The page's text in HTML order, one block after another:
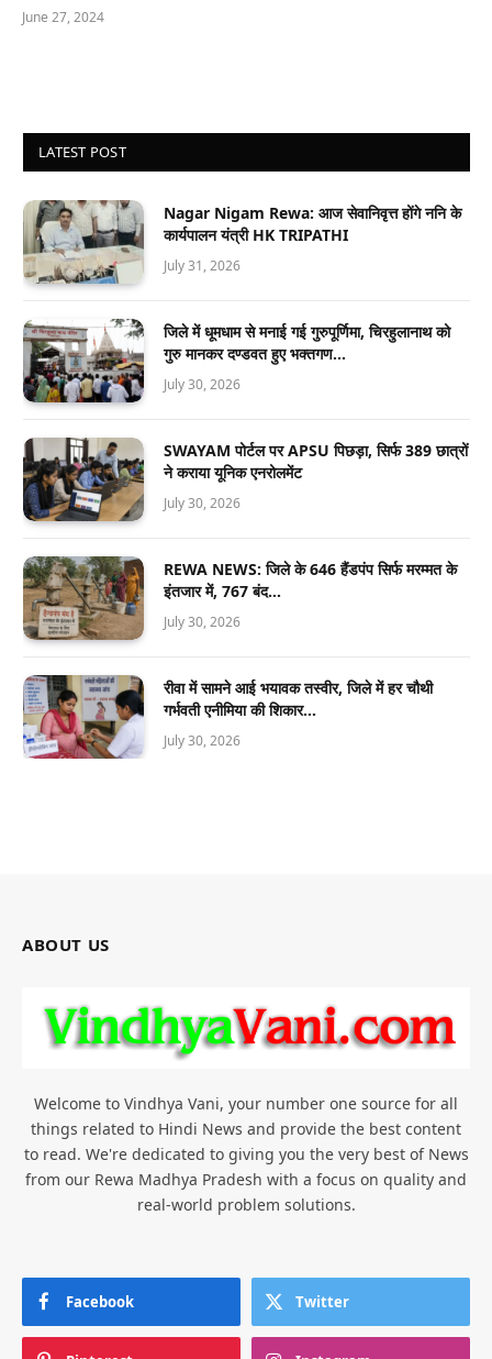
June 27, 2024
LATEST POST
Nagar Nigam Rewa: आज सेवानिवृत्त होंगे ननि के
कार्यपालन यंत्री HK TRIPATHI
July 31, 2026
जिले में धूमधाम से मनाई गई गुरुपूर्णिमा, चिरहुलानाथ को
गुरु मानकर दण्डवत हुए भक्तगण…
July 30, 2026
SWAYAM पोर्टल पर APSU पिछड़ा, सिर्फ 389 छात्रों
ने कराया यूनिक एनरोलमेंट
July 30, 2026
REWA NEWS: जिले के 646 हैंडपंप सिर्फ मरम्मत के
इंतजार में, 767 बंद…
July 30, 2026
रीवा में सामने आई भयावक तस्वीर, जिले में हर चौथी
गर्भवती एनीमिया की शिकार…
July 30, 2026
ABOUT US
Welcome to Vindhya Vani, your number one source for all
things related to Hindi News and provide the best content
to read. We're dedicated to giving you the very best of News
from our Rewa Madhya Pradesh with a focus on quality and
real-world problem solutions.
Facebook Twitter